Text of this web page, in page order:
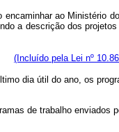
ao Ministério
a descrição dos
(Incluído pela Lei nº
dia útil do ano, os
de trabalho